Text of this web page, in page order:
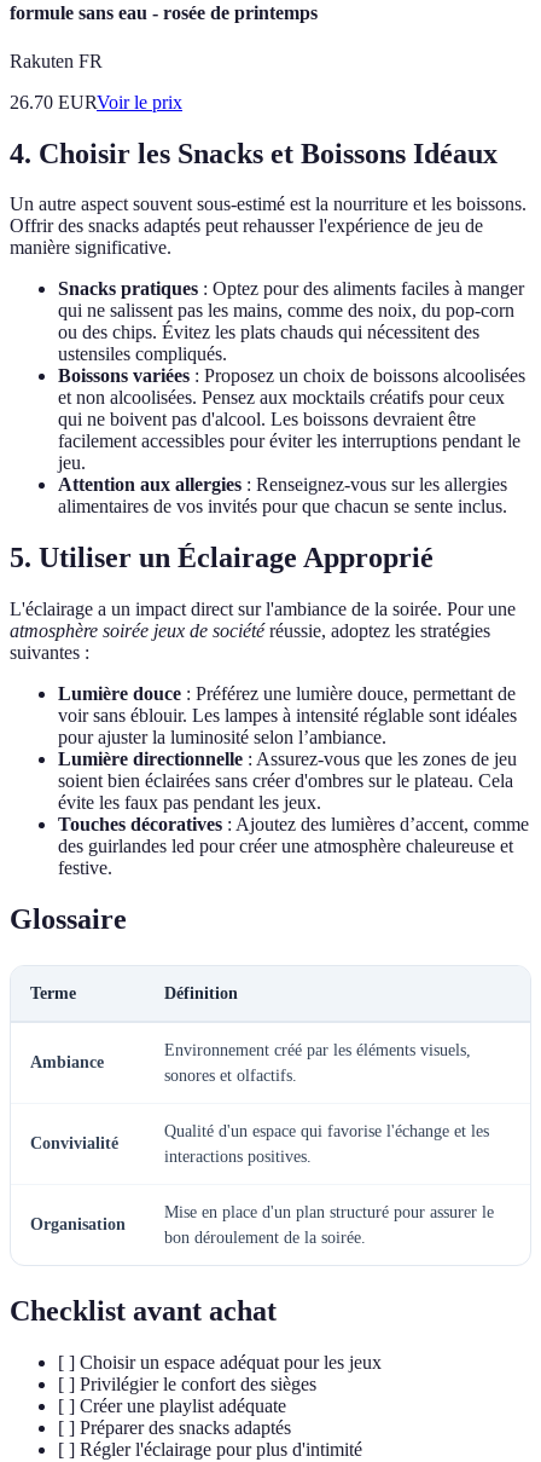
formule sans eau - rosée de printemps
Rakuten FR
26.70 EURVoir le prix
4. Choisir les Snacks et Boissons Idéaux
Un autre aspect souvent sous-estimé est la nourriture et les boissons.
Offrir des snacks adaptés peut rehausser l'expérience de jeu de
manière significative.
Snacks pratiques : Optez pour des aliments faciles à manger
qui ne salissent pas les mains, comme des noix, du pop-corn
ou des chips. Évitez les plats chauds qui nécessitent des
ustensiles compliqués.
Boissons variées : Proposez un choix de boissons alcoolisées
et non alcoolisées. Pensez aux mocktails créatifs pour ceux
qui ne boivent pas d'alcool. Les boissons devraient être
facilement accessibles pour éviter les interruptions pendant le
jeu.
Attention aux allergies : Renseignez-vous sur les allergies
alimentaires de vos invités pour que chacun se sente inclus.
5. Utiliser un Éclairage Approprié
L'éclairage a un impact direct sur l'ambiance de la soirée. Pour une
atmosphère soirée jeux de sociétéréussie, adoptez les stratégies
suivantes :
Lumière douce : Préférez une lumière douce, permettant de
voir sans éblouir. Les lampes à intensité réglable sont idéales
pour ajuster la luminosité selon l’ambiance.
Lumière directionnelle : Assurez-vous que les zones de jeu
soient bien éclairées sans créer d'ombres sur le plateau. Cela
évite les faux pas pendant les jeux.
Touches décoratives : Ajoutez des lumières d’accent, comme
des guirlandes led pour créer une atmosphère chaleureuse et
festive.
Glossaire
Terme Définition
Ambiance
Environnement créé par les éléments visuels,
sonores et olfactifs.
Convivialité
Qualité d'un espace qui favorise l'échange et les
interactions positives.
Organisation
Mise en place d'un plan structuré pour assurer le
bon déroulement de la soirée.
Checklist avant achat
[ ] Choisir un espace adéquat pour les jeux
[ ] Privilégier le confort des sièges
[ ] Créer une playlist adéquate
[ ] Préparer des snacks adaptés
[ ] Régler l'éclairage pour plus d'intimité